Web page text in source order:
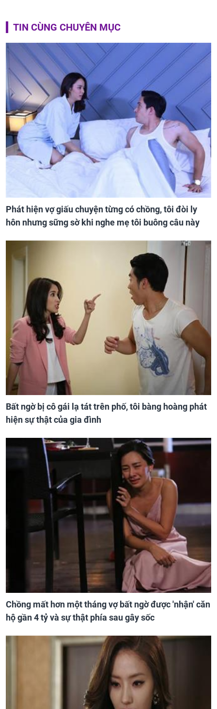
TIN CÙNG CHUYÊN MỤC
Phát hiện vợ giấu chuyện từng có chồng, tôi đòi ly
hôn nhưng sững sờ khi nghe mẹ tôi buông câu này
Bất ngờ bị cô gái lạ tát trên phố, tôi bàng hoàng phát
hiện sự thật của gia đình
Chồng mất hơn một tháng vợ bất ngờ được 'nhận' căn
hộ gần 4 tỷ và sự thật phía sau gây sốc